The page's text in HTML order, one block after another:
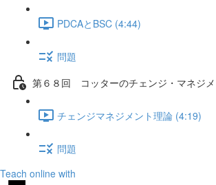
PDCAとBSC (4:44)
問題
第６８回 コッターのチェンジ・マネジ
チェンジマネジメント理論 (4:19)
問題
Teach online with